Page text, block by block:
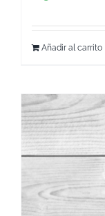
Añadir al carrito